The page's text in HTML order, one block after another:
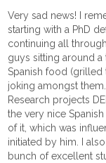
Very sad news! I
starting with a PhD
continuing all
guys sitting around
Spanish food (grilled
joking amongst
Research projects
the very nice
of it, which was
initiated by him. I
bunch of excellent